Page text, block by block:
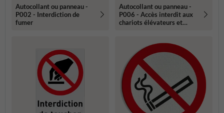
Autocollant ou panneau -
P002 - Interdiction de
fumer
Autocollant ou panneau -
P006 - Accès interdit aux
chariots élévateurs et